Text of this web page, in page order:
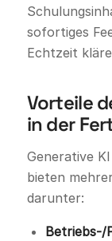
sofortiges
Echtzeit
Vorteile
in der
Generative
bieten
darunter:
Betriebs-/